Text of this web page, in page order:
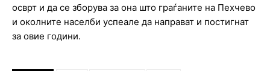
осврт и да се зборува за она што граѓаните на Пехчево
и околните населби успеале да направат и постигнат
за овие години.